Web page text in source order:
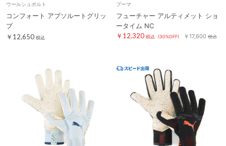
ウールシュポルト
コンフォート アブソルートグリッ
プ
￥12,650 税込
プーマ
フューチャー アルティメット ショ
ータイム NC
￥12,320 税込 (30%OFF) ￥17,600 税込